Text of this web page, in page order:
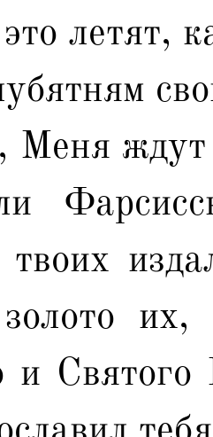
летят,
Меня ждут
твоих
их,
и